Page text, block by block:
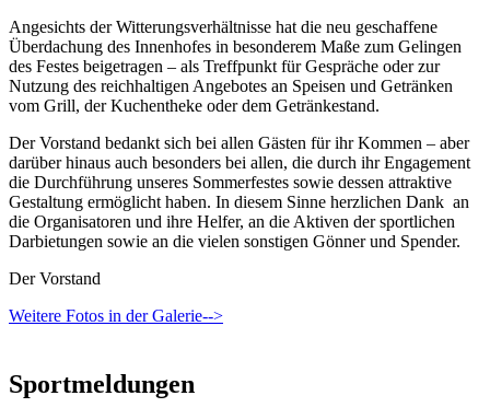
Angesichts der Witterungsverhältnisse hat die neu geschaffene
Überdachung des Innenhofes in besonderem Maße zum Gelingen
des Festes beigetragen – als Treffpunkt für Gespräche oder zur
Nutzung des reichhaltigen Angebotes an Speisen und Getränken
vom Grill, der Kuchentheke oder dem Getränkestand.
Der Vorstand bedankt sich bei allen Gästen für ihr Kommen – aber
darüber hinaus auch besonders bei allen, die durch ihr Engagement
die Durchführung unseres Sommerfestes sowie dessen attraktive
Gestaltung ermöglicht haben. In diesem Sinne herzlichen Dank an
die Organisatoren und ihre Helfer, an die Aktiven der sportlichen
Darbietungen sowie an die vielen sonstigen Gönner und Spender.
Der Vorstand
Weitere Fotos in der Galerie-->
Sportmeldungen